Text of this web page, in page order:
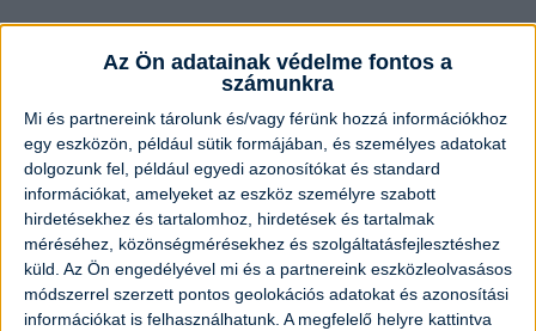
Az Ön adatainak védelme fontos a
számunkra
Mi és partnereink tárolunk és/vagy férünk hozzá információkhoz
egy eszközön, például sütik formájában, és személyes adatokat
dolgozunk fel, például egyedi azonosítókat és standard
információkat, amelyeket az eszköz személyre szabott
hirdetésekhez és tartalomhoz, hirdetések és tartalmak
méréséhez, közönségmérésekhez és szolgáltatásfejlesztéshez
küld. Az Ön engedélyével mi és a partnereink eszközleolvasásos
módszerrel szerzett pontos geolokációs adatokat és azonosítási
információkat is felhasználhatunk. A megfelelő helyre kattintva